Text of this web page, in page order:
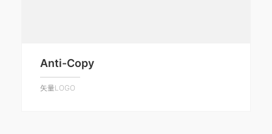
Anti-Copy
矢量LOGO